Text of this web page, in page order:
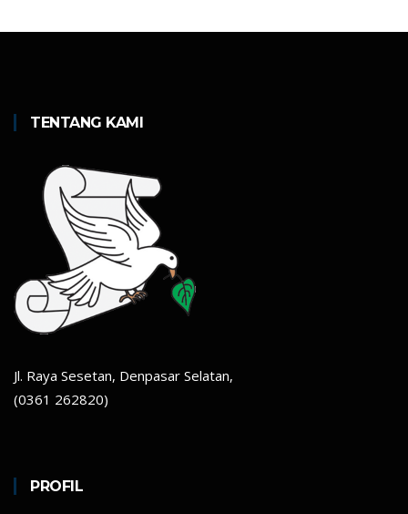
TENTANG KAMI
Jl. Raya Sesetan, Denpasar Selatan,
(0361 262820)
PROFIL